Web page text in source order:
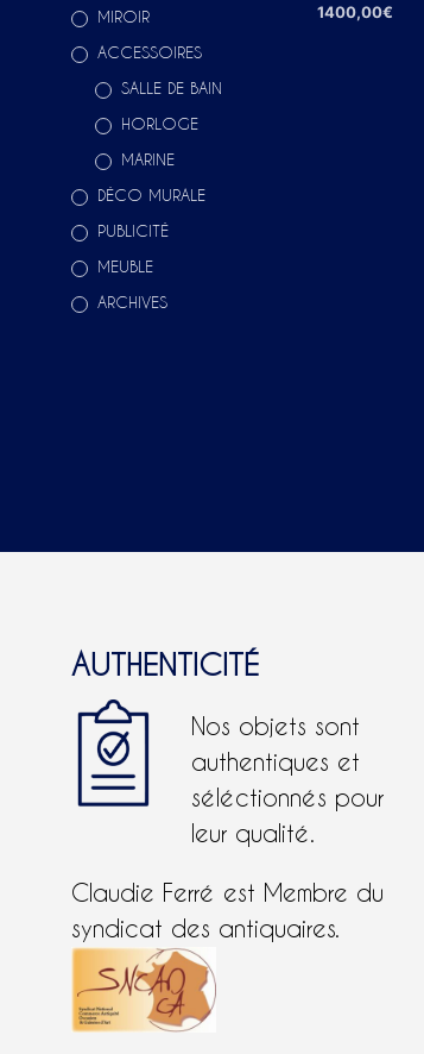
MIROIR
ACCESSOIRES
SALLE DE BAIN
HORLOGE
MARINE
DÉCO MURALE
PUBLICITÉ
MEUBLE
ARCHIVES
1400,00€
AUTHENTICITÉ
Nos objets sont
authentiques et
séléctionnés pour
leur qualité.
Claudie Ferré est Membre du
syndicat des antiquaires.